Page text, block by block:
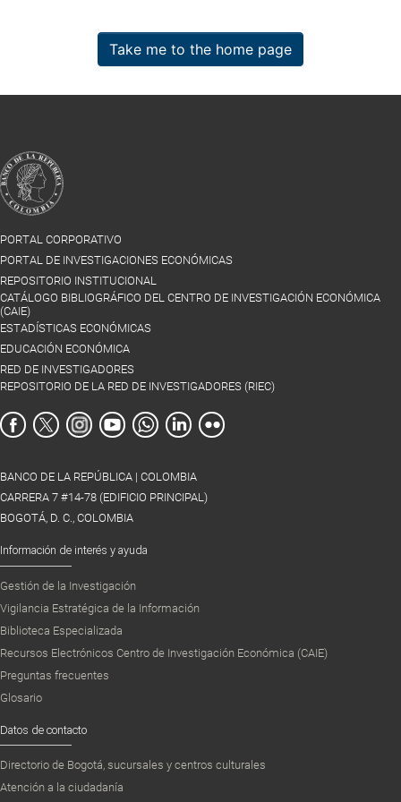
Take me to the home page
PORTAL CORPORATIVO
PORTAL DE INVESTIGACIONES ECONÓMICAS
REPOSITORIO INSTITUCIONAL
CATÁLOGO BIBLIOGRÁFICO DEL CENTRO DE INVESTIGACIÓN ECONÓMICA
(CAIE)
ESTADÍSTICAS ECONÓMICAS
EDUCACIÓN ECONÓMICA
RED DE INVESTIGADORES
REPOSITORIO DE LA RED DE INVESTIGADORES (RIEC)
BANCO DE LA REPÚBLICA | COLOMBIA
CARRERA 7 #14-78 (EDIFICIO PRINCIPAL)
BOGOTÁ, D. C., COLOMBIA
Información de interés y ayuda
Gestión de la Investigación
Vigilancia Estratégica de la Información
Biblioteca Especializada
Recursos Electrónicos Centro de Investigación Económica (CAIE)
Preguntas frecuentes
Glosario
Datos de contacto
Directorio de Bogotá, sucursales y centros culturales
Atención a la ciudadanía